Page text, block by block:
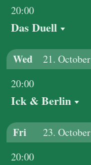
20:00
Das Duell
Wed 21. October
20:00
Ick & Berlin
Fri 23. October
20:00